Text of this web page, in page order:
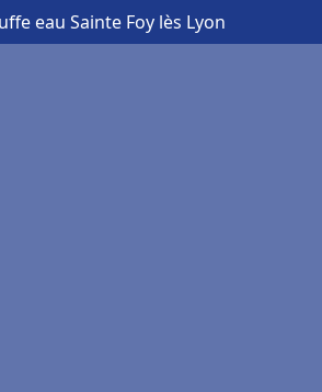
eau Sainte Foy lès Lyon